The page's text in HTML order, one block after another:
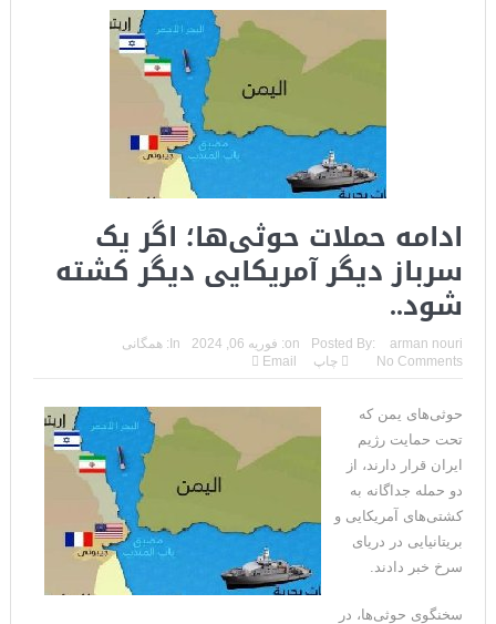
ادامه حملات حوثی‌ها؛ اگر یک
سرباز دیگر آمریکایی دیگر کشته
شود..
Posted By: arman nouri
on: فوریه 06, 2024 In: همگانی
No Comments
چاپ Email
حوثی‌های یمن که
تحت حمایت رژیم
ایران قرار دارند، از
دو حمله جداگانه به
کشتی‌های آمریکایی و
بریتانیایی در دریای
سرخ خبر دادند.
سخنگوی حوثی‌ها، در